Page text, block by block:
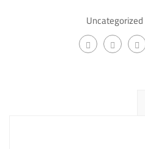
Uncategorized